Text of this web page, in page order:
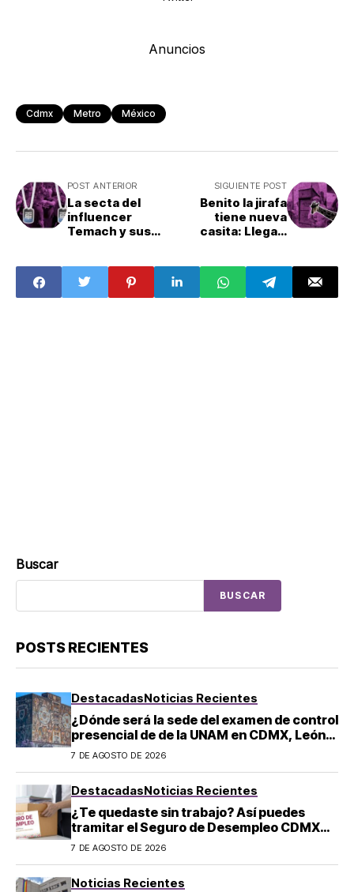
Anuncios
Cdmx Metro México
POST ANTERIOR
La secta del
influencer
Temach y sus
SIGUIENTE POST
Benito la jirafa
tiene nueva
casita: Llega a
Buscar
BUSCAR
POSTS RECIENTES
DestacadasNoticias Recientes
¿Dónde será la sede del examen de control
presencial de de la UNAM en CDMX, León,
Oaxaca y Tijuana?
7 DE AGOSTO DE 2026
DestacadasNoticias Recientes
¿Te quedaste sin trabajo? Así puedes
tramitar el Seguro de Desempleo CDMX
2026: convocatoria y requisitos
7 DE AGOSTO DE 2026
Noticias Recientes